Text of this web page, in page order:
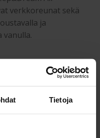
Tietoja
verkkoreunat sekä
ja
vanulla.
105 cm
10 cm.